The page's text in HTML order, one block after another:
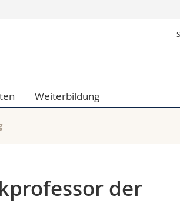
Mitarbeitende
Weiterbildung
der